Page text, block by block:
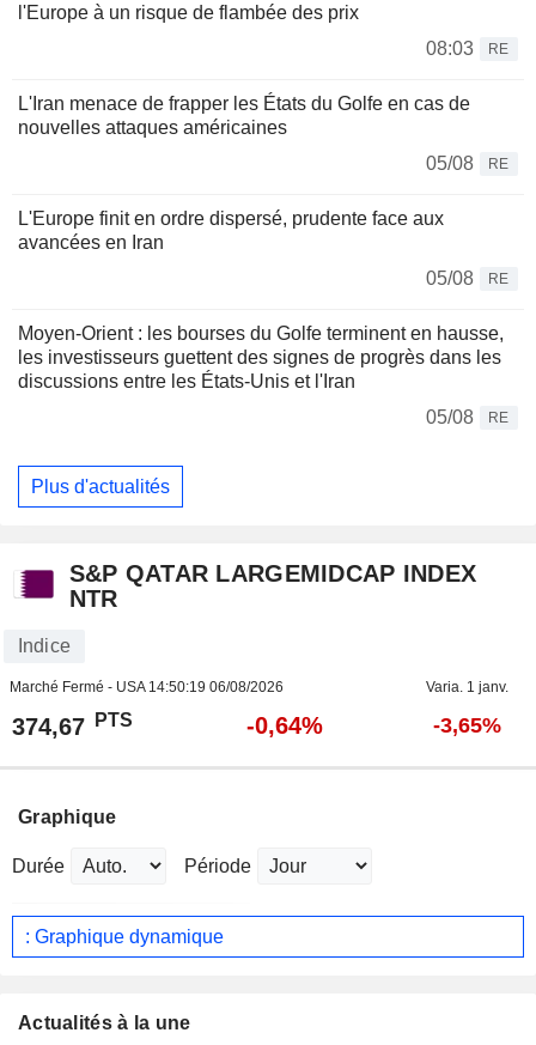
l'Europe à un risque de flambée des prix
08:03
RE
L'Iran menace de frapper les États du Golfe en cas de
nouvelles attaques américaines
05/08
RE
L'Europe finit en ordre dispersé, prudente face aux
avancées en Iran
05/08
RE
Moyen-Orient : les bourses du Golfe terminent en hausse,
les investisseurs guettent des signes de progrès dans les
discussions entre les États-Unis et l'Iran
05/08
RE
Plus d'actualités
S&P QATAR LARGEMIDCAP INDEX
NTR
Indice
Marché Fermé - USA 14:50:19 06/08/2026 Varia. 1 janv.
374,67 PTS -0,64% -3,65%
Graphique
Durée Période
: Graphique dynamique
Actualités à la une